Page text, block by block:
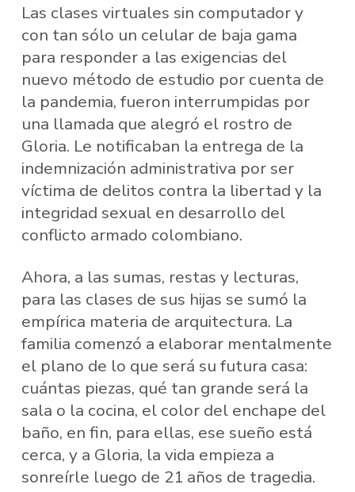
Las clases virtuales sin computador y
con tan sólo un celular de baja gama
para responder a las exigencias del
nuevo método de estudio por cuenta de
la pandemia, fueron interrumpidas por
una llamada que alegró el rostro de
Gloria. Le notificaban la entrega de la
indemnización administrativa por ser
víctima de delitos contra la libertad y la
integridad sexual en desarrollo del
conflicto armado colombiano.
Ahora, a las sumas, restas y lecturas,
para las clases de sus hijas se sumó la
empírica materia de arquitectura. La
familia comenzó a elaborar mentalmente
el plano de lo que será su futura casa:
cuántas piezas, qué tan grande será la
sala o la cocina, el color del enchape del
baño, en fin, para ellas, ese sueño está
cerca, y a Gloria, la vida empieza a
sonreírle luego de 21 años de tragedia.